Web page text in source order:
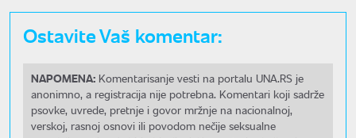
Ostavite Vaš komentar:
NAPOMENA: Komentarisanje vesti na portalu UNA.RS je
anonimno, a registracija nije potrebna. Komentari koji sadrže
psovke, uvrede, pretnje i govor mržnje na nacionalnoj,
verskoj, rasnoj osnovi ili povodom nečije seksualne